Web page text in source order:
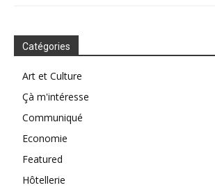
Catégories
Art et Culture
Çà m'intéresse
Communiqué
Economie
Featured
Hôtellerie